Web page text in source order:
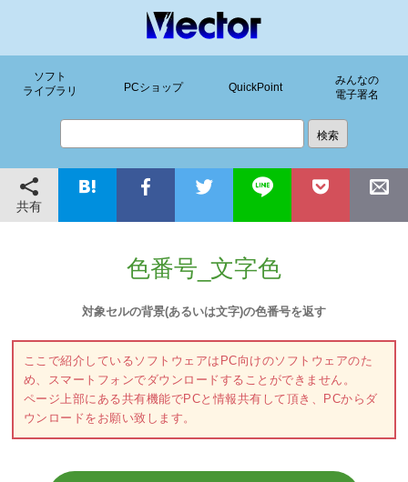
ソフト
ライブラリ
PCショップ QuickPoint
みんなの
電子署名
共有
色番号_文字色
対象セルの背景(あるいは文字)の色番号を返す
ここで紹介しているソフトウェアはPC向けのソフトウェアのた
め、スマートフォンでダウンロードすることができません。
ページ上部にある共有機能でPCと情報共有して頂き、PCからダ
ウンロードをお願い致します。